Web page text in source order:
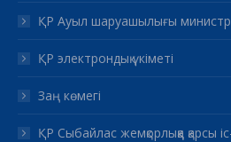
ҚР Ауыл шаруашылығы
ҚР электрондық үкіметі
Заң көмегі
ҚР Сыбайлас жемқорлыққа қарсы